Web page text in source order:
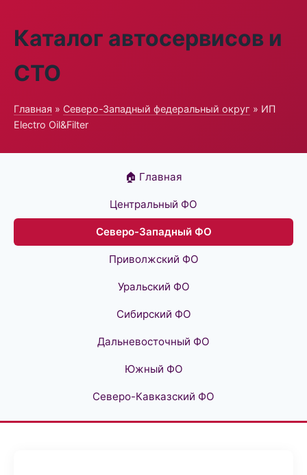
Каталог автосервисов и
СТО
Главная » Северо-Западный федеральный округ » ИП
Electro Oil&Filter
🏠 Главная
Центральный ФО
Северо-Западный ФО
Приволжский ФО
Уральский ФО
Сибирский ФО
Дальневосточный ФО
Южный ФО
Северо-Кавказский ФО